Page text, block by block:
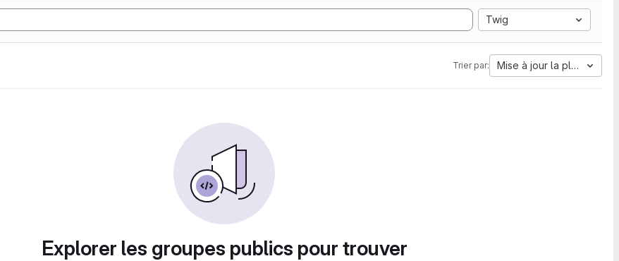
Twig
Trier par: Mise à jour la plus
Explorer les groupes publics pour trouver